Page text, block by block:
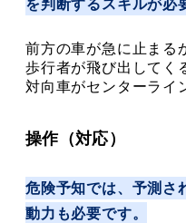
を判断するスキルが必
前方の車が急に止まる
歩行者が飛び出してく
対向車がセンターライ
操作（対応）
危険予知では、予測さ
動力も必要です。